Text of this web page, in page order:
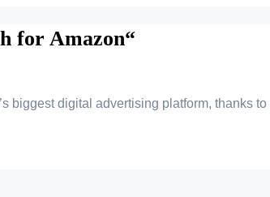
for Amazon“
biggest digital advertising platform, thanks